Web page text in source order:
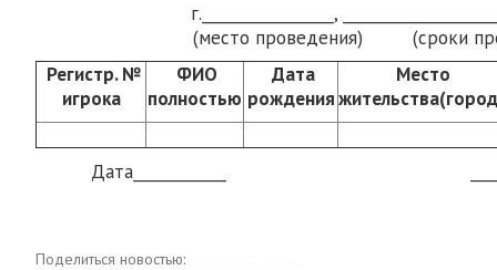
г._________________,
(место проведения) (сроки
Регистр. №
игрока
ФИО
полностью
Дата
рождения
Место
Дата____________
Поделиться новостью: